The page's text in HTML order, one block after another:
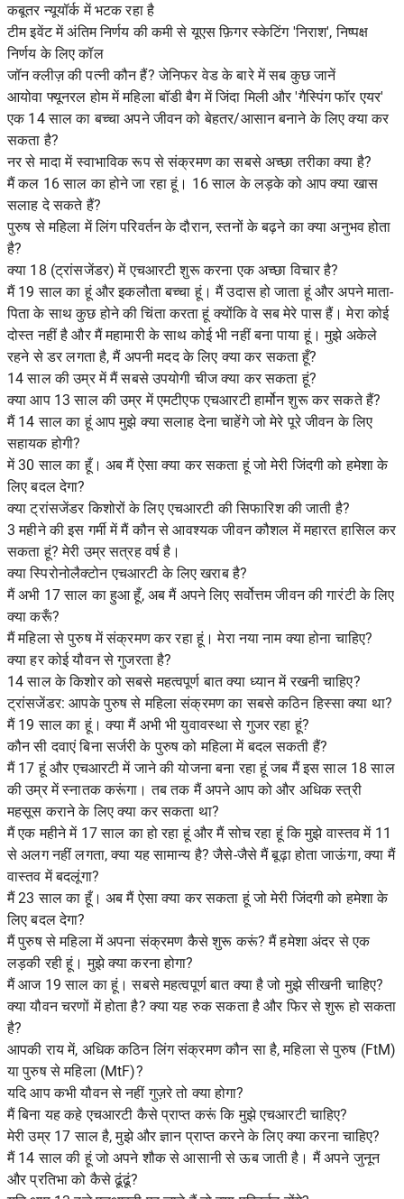
कबूतर न्यूयॉर्क में भटक रहा है
टीम इवेंट में अंतिम निर्णय की कमी से यूएस फ़िगर स्केटिंग 'निराश', निष्पक्ष
निर्णय के लिए कॉल
जॉन क्लीज़ की पत्नी कौन हैं? जेनिफर वेड के बारे में सब कुछ जानें
आयोवा फ्यूनरल होम में महिला बॉडी बैग में जिंदा मिली और 'गैस्पिंग फॉर एयर'
एक 14 साल का बच्चा अपने जीवन को बेहतर/आसान बनाने के लिए क्या कर
सकता है?
नर से मादा में स्वाभाविक रूप से संक्रमण का सबसे अच्छा तरीका क्या है?
मैं कल 16 साल का होने जा रहा हूं। 16 साल के लड़के को आप क्या खास
सलाह दे सकते हैं?
पुरुष से महिला में लिंग परिवर्तन के दौरान, स्तनों के बढ़ने का क्या अनुभव होता
है?
क्या 18 (ट्रांसजेंडर) में एचआरटी शुरू करना एक अच्छा विचार है?
मैं 19 साल का हूं और इकलौता बच्चा हूं। मैं उदास हो जाता हूं और अपने माता-
पिता के साथ कुछ होने की चिंता करता हूं क्योंकि वे सब मेरे पास हैं। मेरा कोई
दोस्त नहीं है और मैं महामारी के साथ कोई भी नहीं बना पाया हूं। मुझे अकेले
रहने से डर लगता है, मैं अपनी मदद के लिए क्या कर सकता हूँ?
14 साल की उम्र में मैं सबसे उपयोगी चीज क्या कर सकता हूं?
क्या आप 13 साल की उम्र में एमटीएफ एचआरटी हार्मोन शुरू कर सकते हैं?
मैं 14 साल का हूं आप मुझे क्या सलाह देना चाहेंगे जो मेरे पूरे जीवन के लिए
सहायक होगी?
में 30 साल का हूँ। अब मैं ऐसा क्या कर सकता हूं जो मेरी जिंदगी को हमेशा के
लिए बदल देगा?
क्या ट्रांसजेंडर किशोरों के लिए एचआरटी की सिफारिश की जाती है?
3 महीने की इस गर्मी में मैं कौन से आवश्यक जीवन कौशल में महारत हासिल कर
सकता हूं? मेरी उम्र सत्रह वर्ष है।
क्या स्पिरोनोलैक्टोन एचआरटी के लिए खराब है?
मैं अभी 17 साल का हुआ हूँ, अब मैं अपने लिए सर्वोत्तम जीवन की गारंटी के लिए
क्या करूँ?
मैं महिला से पुरुष में संक्रमण कर रहा हूं। मेरा नया नाम क्या होना चाहिए?
क्या हर कोई यौवन से गुजरता है?
14 साल के किशोर को सबसे महत्वपूर्ण बात क्या ध्यान में रखनी चाहिए?
ट्रांसजेंडर: आपके पुरुष से महिला संक्रमण का सबसे कठिन हिस्सा क्या था?
मैं 19 साल का हूं। क्या मैं अभी भी युवावस्था से गुजर रहा हूं?
कौन सी दवाएं बिना सर्जरी के पुरुष को महिला में बदल सकती हैं?
मैं 17 हूं और एचआरटी में जाने की योजना बना रहा हूं जब मैं इस साल 18 साल
की उम्र में स्नातक करूंगा। तब तक मैं अपने आप को और अधिक स्त्री
महसूस कराने के लिए क्या कर सकता था?
मैं एक महीने में 17 साल का हो रहा हूं और मैं सोच रहा हूं कि मुझे वास्तव में 11
से अलग नहीं लगता, क्या यह सामान्य है? जैसे-जैसे मैं बूढ़ा होता जाऊंगा, क्या मैं
वास्तव में बदलूंगा?
मैं 23 साल का हूँ। अब मैं ऐसा क्या कर सकता हूं जो मेरी जिंदगी को हमेशा के
लिए बदल देगा?
मैं पुरुष से महिला में अपना संक्रमण कैसे शुरू करूं? मैं हमेशा अंदर से एक
लड़की रही हूं। मुझे क्या करना होगा?
मैं आज 19 साल का हूं। सबसे महत्वपूर्ण बात क्या है जो मुझे सीखनी चाहिए?
क्या यौवन चरणों में होता है? क्या यह रुक सकता है और फिर से शुरू हो सकता
है?
आपकी राय में, अधिक कठिन लिंग संक्रमण कौन सा है, महिला से पुरुष (FtM)
या पुरुष से महिला (MtF)?
यदि आप कभी यौवन से नहीं गुज़रे तो क्या होगा?
मैं बिना यह कहे एचआरटी कैसे प्राप्त करूं कि मुझे एचआरटी चाहिए?
मेरी उम्र 17 साल है, मुझे और ज्ञान प्राप्त करने के लिए क्या करना चाहिए?
मैं 14 साल की हूं जो अपने शौक से आसानी से ऊब जाती है। मैं अपने जुनून
और प्रतिभा को कैसे ढूंढूं?